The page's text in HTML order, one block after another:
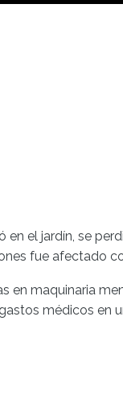
en el jardín, se
fue afectado
en maquinaria
médicos en